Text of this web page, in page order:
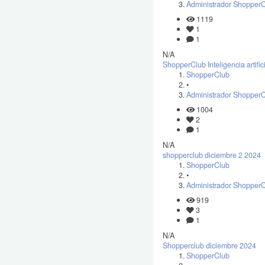
Administrador
1119
1
1
N/A
ShopperClub Inteligencia
ShopperClub
•
Administrador
1004
2
1
N/A
shopperclub diciembre 2 2024
ShopperClub
•
Administrador
919
3
1
N/A
Shopperclub diciembre 2024
ShopperClub